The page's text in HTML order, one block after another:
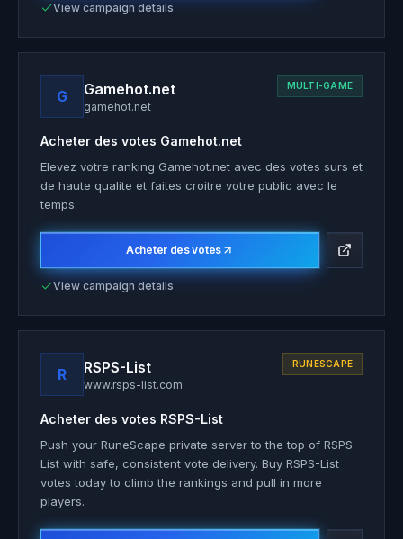
View campaign details
G Gamehot.net
gamehot.net
MULTI-GAME
Acheter des votes Gamehot.net
Elevez votre ranking Gamehot.net avec des votes surs et
de haute qualite et faites croitre votre public avec le
temps.
Acheter des votes
View campaign details
R RSPS-List
www.rsps-list.com
RUNESCAPE
Acheter des votes RSPS-List
Push your RuneScape private server to the top of RSPS-
List with safe, consistent vote delivery. Buy RSPS-List
votes today to climb the rankings and pull in more
players.